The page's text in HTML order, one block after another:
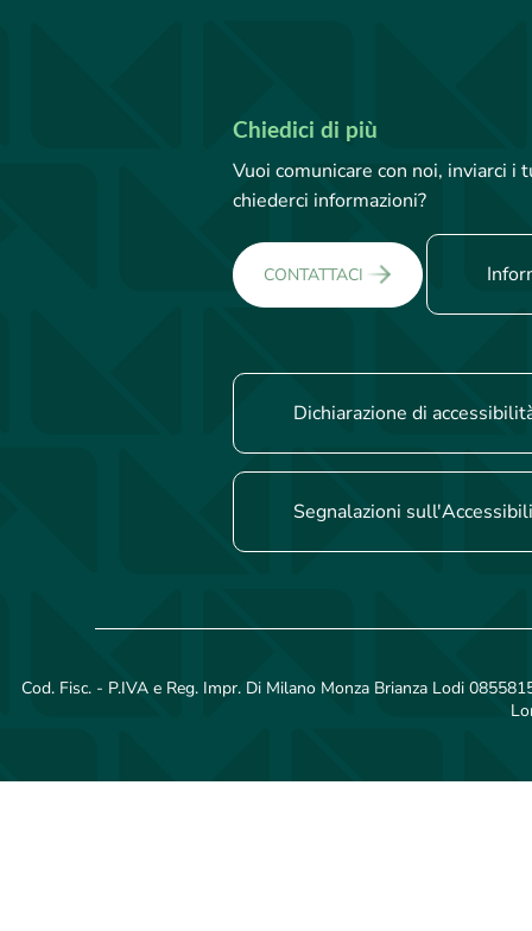
Chiedici di più
Vuoi comunicare con noi, inviarci
chiederci informazioni?
CONTATTACI
Dichiarazione di
Segnalazioni
Cod. Fisc. - P.IVA e Reg. Impr. Di Milano Monza Brianza Lodi